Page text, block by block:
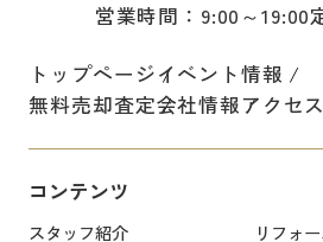
営業時間：9:00～19:00
トップページイベント情報
無料売却査定会社情報アクセ
コンテンツ
スタッフ紹介
リフォ